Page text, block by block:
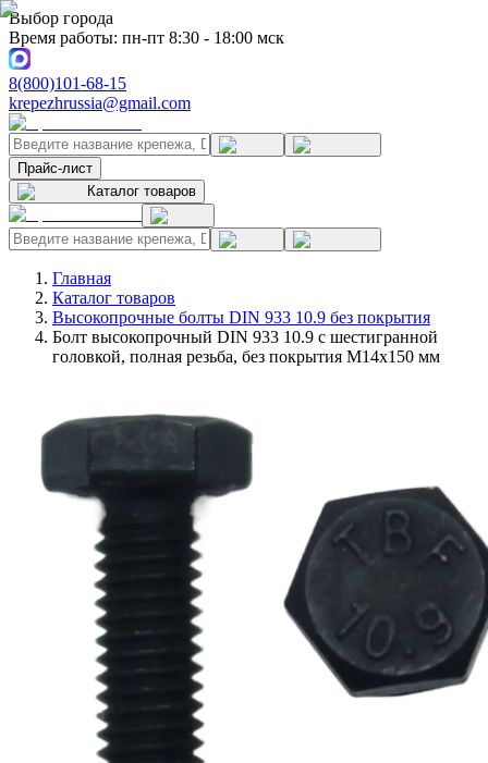
Выбор города
Время работы: пн-пт 8:30 - 18:00 мск
8(800)101-68-15
krepezhrussia@gmail.com
Прайс-лист
Каталог товаров
Главная
Каталог товаров
Высокопрочные болты DIN 933 10.9 без покрытия
Болт высокопрочный DIN 933 10.9 с шестигранной
головкой, полная резьба, без покрытия M14x150 мм